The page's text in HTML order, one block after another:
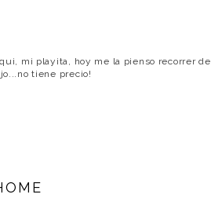
mi playita, hoy me la pienso recorrer
tiene precio!